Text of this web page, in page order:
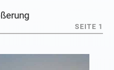
SEITE 1